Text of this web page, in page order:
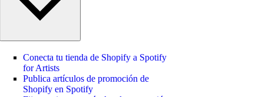
Conecta tu tienda de Shopify a Spotify
for Artists
Publica artículos de promoción de
Shopify en Spotify